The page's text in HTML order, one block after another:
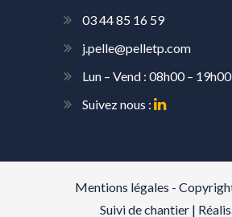
03 44 85 16 59
j.pelle@pelletp.com
Lun – Vend : 08h00 – 19h00
Suivez nous :
Mentions légales -
Suivi de chantier|